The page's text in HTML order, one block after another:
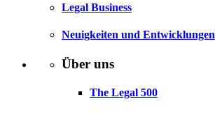
Legal Business
Neuigkeiten und Entwicklungen
Über uns
The Legal 500